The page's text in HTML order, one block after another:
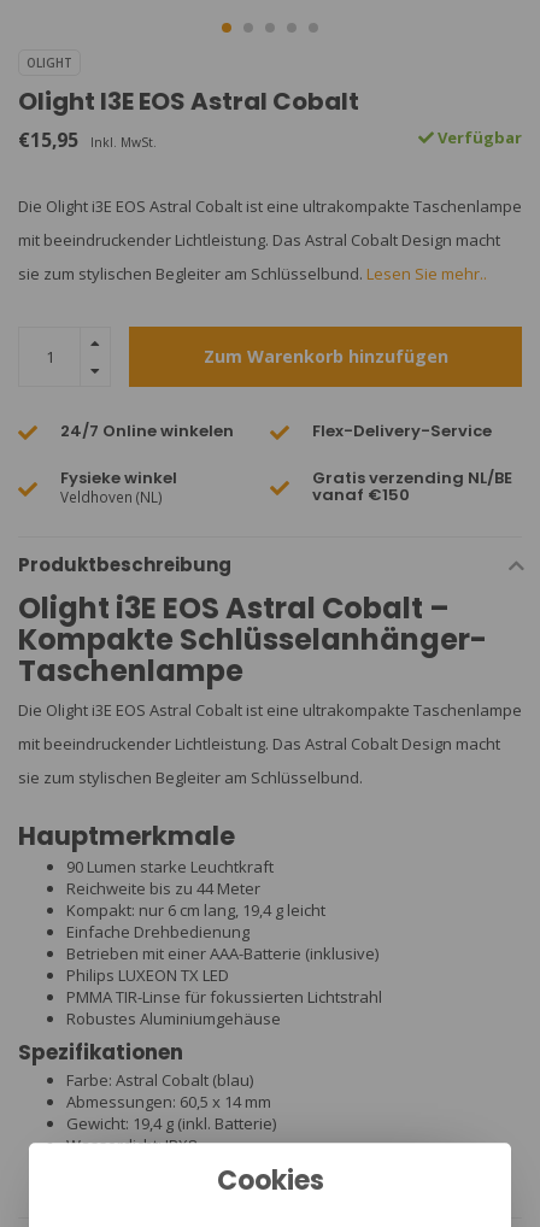
OLIGHT
Olight I3E EOS Astral Cobalt
€15,95 Inkl. MwSt. Verfügbar
Die Olight i3E EOS Astral Cobalt ist eine ultrakompakte Taschenlampe
mit beeindruckender Lichtleistung. Das Astral Cobalt Design macht
sie zum stylischen Begleiter am Schlüsselbund. Lesen Sie mehr..
Zum Warenkorb hinzufügen
24/7 Online winkelen Flex-Delivery-Service
Fysieke winkel
Veldhoven (NL)
Gratis verzending NL/BE
vanaf €150
Produktbeschreibung
Olight i3E EOS Astral Cobalt –
Kompakte Schlüsselanhänger-
Taschenlampe
Die Olight i3E EOS Astral Cobalt ist eine ultrakompakte Taschenlampe
mit beeindruckender Lichtleistung. Das Astral Cobalt Design macht
sie zum stylischen Begleiter am Schlüsselbund.
Hauptmerkmale
90 Lumen starke Leuchtkraft
Reichweite bis zu 44 Meter
Kompakt: nur 6 cm lang, 19,4 g leicht
Einfache Drehbedienung
Betrieben mit einer AAA-Batterie (inklusive)
Philips LUXEON TX LED
PMMA TIR-Linse für fokussierten Lichtstrahl
Robustes Aluminiumgehäuse
Spezifikationen
Farbe: Astral Cobalt (blau)
Abmessungen: 60,5 x 14 mm
Gewicht: 19,4 g (inkl. Batterie)
Wasserdicht: IPX8
Laufzeit: bis zu 70 MinutenCookies